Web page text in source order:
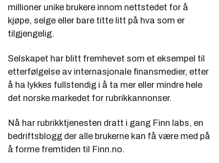
millioner unike brukere innom nettstedet for å
kjøpe, selge eller bare titte litt på hva som er
tilgjengelig.
Selskapet har blitt fremhevet som et eksempel til
etterfølgelse av internasjonale finansmedier, etter
å ha lykkes fullstendig i å ta mer eller mindre hele
det norske markedet for rubrikkannonser.
Nå har rubrikktjenesten dratt i gang Finn labs, en
bedriftsblogg der alle brukerne kan få være med på
å forme fremtiden til Finn.no.